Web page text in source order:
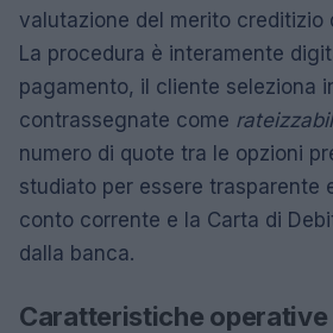
valutazione del merito creditizio
La procedura è interamente
pagamento, il cliente seleziona
contrassegnate come
numero di quote tra le opzioni
studiato per essere trasparente
conto corrente e la Carta di
dalla banca.
Caratteristiche operative